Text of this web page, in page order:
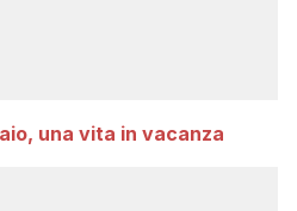
una vita in vacanza